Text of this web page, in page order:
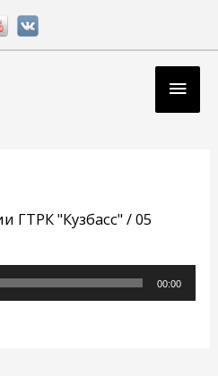
ГТРК "Кузбасс"/05
00:00